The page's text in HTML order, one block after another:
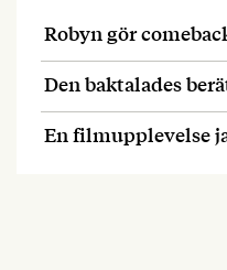
Robyn gör
Den baktalades
En filmupplevelse